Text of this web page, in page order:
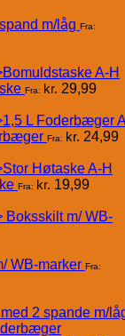
m/låg Fra:
A-H
Fra: kr. 29,99
Fra: kr. 24,99
A-H
Fra: kr. 19,99
WB-marker Fra: